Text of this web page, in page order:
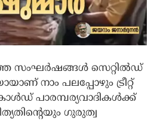
സംഘർഷങ്ങൾ സെറ്റിൽഡ്
നാം പലപ്പോഴും ട്രീറ്റ്
പാരമ്പര്യവാദികൾക്ക്
ഗുരുത്വ